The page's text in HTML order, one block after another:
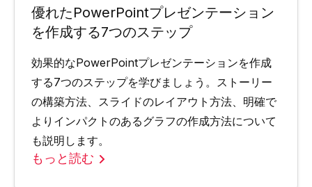
優れたPowerPointプレゼンテーション
を作成する7つのステップ
効果的なPowerPointプレゼンテーションを作成
する7つのステップを学びましょう。ストーリー
の構築方法、スライドのレイアウト方法、明確で
よりインパクトのあるグラフの作成方法について
も説明します。
もっと読む